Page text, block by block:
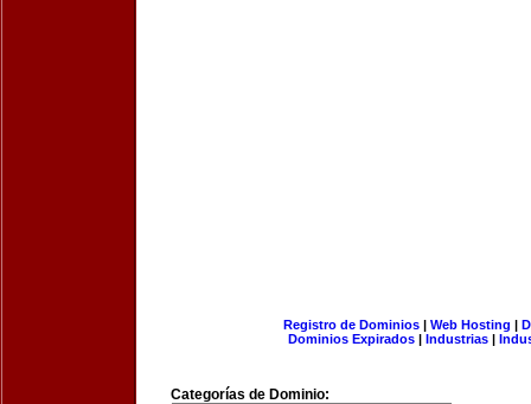
Registro de Dominios| Web Hosting |
Dominios Expirados | Industrias |
Categorías de Dominio: